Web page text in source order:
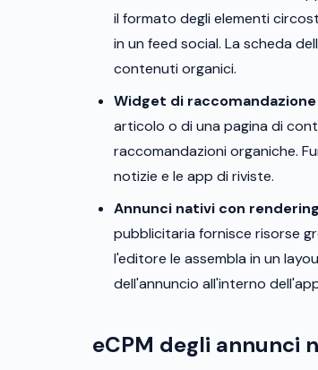
il formato degli elementi
in un feed social. La scheda
contenuti organici.
Widget di
articolo o di una pagina di
raccomandazioni organiche.
notizie e le app di riviste.
Annunci nativi con
pubblicitaria fornisce risorse
l'editore le assembla in un
dell'annuncio all'interno
eCPM degli annunci